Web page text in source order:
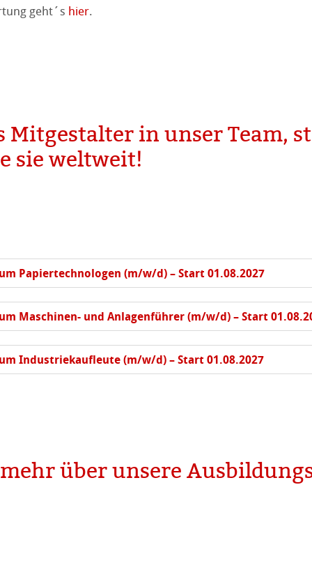
geht´s hier.
Mitgestalter in unser Team,
sie weltweit!
Papiertechnologen (m/w/d) – Start 01.08.2027
Maschinen- und Anlagenführer (m/w/d) – Start
Industriekaufleute (m/w/d) – Start 01.08.2027
über unsere